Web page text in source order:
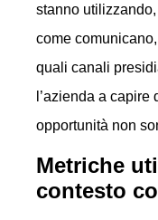
stanno
come
quali canali
l’azienda a
opportunità non
Metriche
contesto